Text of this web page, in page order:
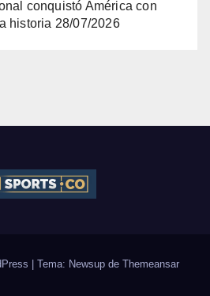
conquistó América con
historia 28/07/2026
| Tema: Newsup de Themeansar